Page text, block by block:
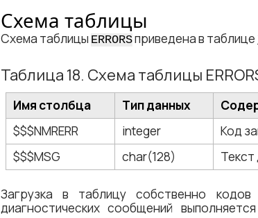
Схема таблицы
Схема таблицы ERRORSприведена в таблице
Таблица 18. Схема таблицы
Имя столбца Тип данных
$$$NMRERR
integer
Код
$$$MSG
char(128)
Загрузка в таблицу собственно
диагностических сообщений